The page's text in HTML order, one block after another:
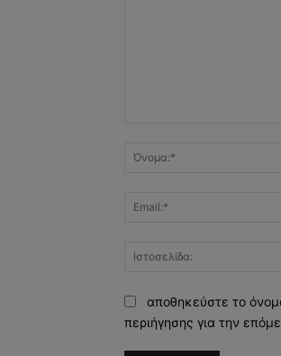
αποθηκεύστε το
περιήγησης για την